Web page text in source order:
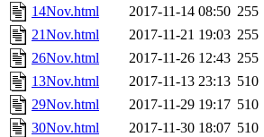
14Nov.html
2017-11-14 08:50 255
21Nov.html
2017-11-21 19:03 255
26Nov.html
2017-11-26 12:43 255
13Nov.html
2017-11-13 23:13 510
29Nov.html
2017-11-29 19:17 510
30Nov.html
2017-11-30 18:07 510